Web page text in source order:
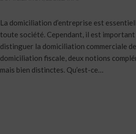
La domiciliation d’entreprise est
toute société. Cependant, il est important
distinguer la domiciliation commerciale
domiciliation fiscale, deux notions
mais bien distinctes. Qu’est-ce…